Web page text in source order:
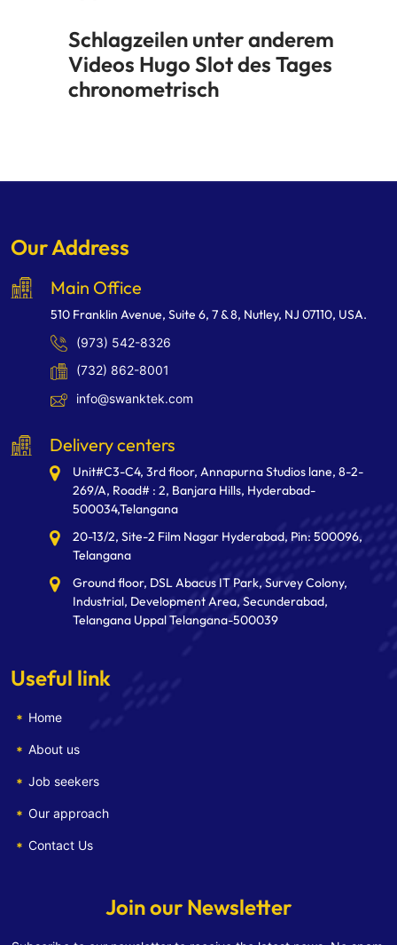
Schlagzeilen unter anderem
Videos Hugo Slot des Tages
chronometrisch
Our Address
Main Office
510 Franklin Avenue, Suite 6, 7 & 8, Nutley, NJ 07110, USA.
(973) 542-8326
(732) 862-8001
info@swanktek.com
Delivery centers
Unit#C3-C4, 3rd floor, Annapurna Studios lane, 8-2-
269/A, Road# : 2, Banjara Hills, Hyderabad-
500034,Telangana
20-13/2, Site-2 Film Nagar Hyderabad, Pin: 500096,
Telangana
Ground floor, DSL Abacus IT Park, Survey Colony,
Industrial, Development Area, Secunderabad,
Telangana Uppal Telangana-500039
Useful link
Home
About us
Job seekers
Our approach
Contact Us
Join our Newsletter